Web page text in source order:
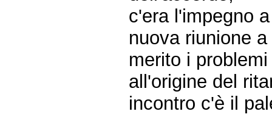
c'era l'impegno
nuova riunione
merito i
all'origine del
incontro c'è il